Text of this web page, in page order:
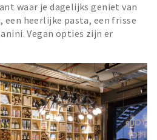
waar je dagelijks geniet van
een heerlijke pasta, een frisse
Vegan opties zijn er